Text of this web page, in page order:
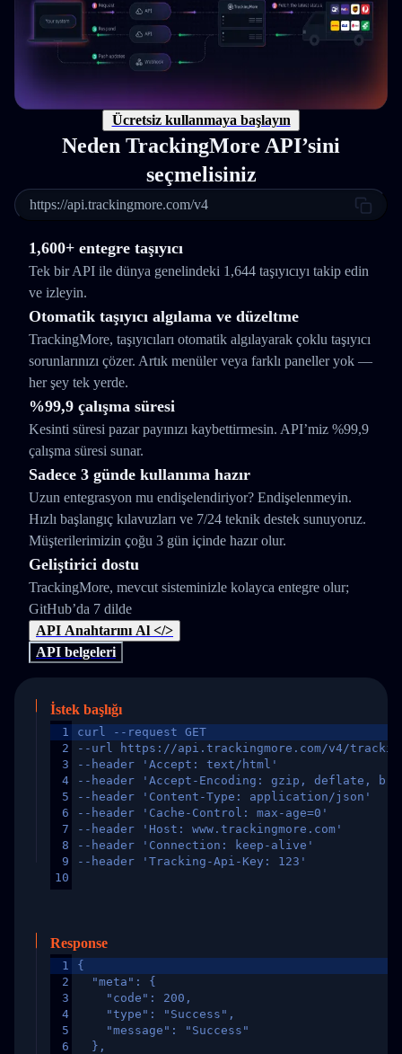
Ücretsiz kullanmaya başlayın
Neden TrackingMore API’sini
seçmelisiniz
https://api.trackingmore.com/v4
1,600+ entegre taşıyıcı
Tek bir API ile dünya genelindeki 1,644 taşıyıcıyı takip edin
ve izleyin.
Otomatik taşıyıcı algılama ve düzeltme
TrackingMore, taşıyıcıları otomatik algılayarak çoklu taşıyıcı
sorunlarınızı çözer. Artık menüler veya farklı paneller yok —
her şey tek yerde.
%99,9 çalışma süresi
Kesinti süresi pazar payınızı kaybettirmesin. API’miz %99,9
çalışma süresi sunar.
Sadece 3 günde kullanıma hazır
Uzun entegrasyon mu endişelendiriyor? Endişelenmeyin.
Hızlı başlangıç kılavuzları ve 7/24 teknik destek sunuyoruz.
Müşterilerimizin çoğu 3 gün içinde hazır olur.
Geliştirici dostu
TrackingMore, mevcut sisteminizle kolayca entegre olur;
GitHub’da 7 dilde
API Anahtarını Al </>
API belgeleri
İstek başlığı
1
2
3
4
5
6
7
8
9
10
curl --request GET
--url https://api.trackingmore.com/v4/trackings/
--header 'Accept: text/html'
--header 'Accept-Encoding: gzip, deflate,
--header 'Content-Type: application/json'
--header 'Cache-Control: max-age=0'
--header 'Host: www.trackingmore.com'
--header 'Connection: keep-alive'
--header 'Tracking-Api-Key: 123'
Response
1
2
3
4
5
6
{
  "meta": {
    "code": 200,
    "type": "Success",
    "message": "Success"
  },